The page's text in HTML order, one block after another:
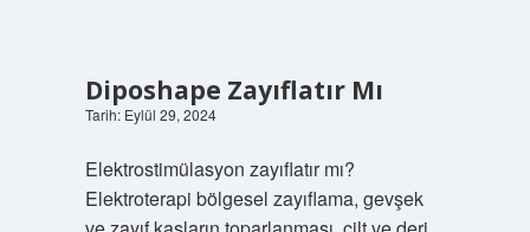
Diposhape Zayıflatır Mı
Tarih: Eylül 29, 2024
Elektrostimülasyon zayıflatır mı?
Elektroterapi bölgesel zayıflama, gevşek